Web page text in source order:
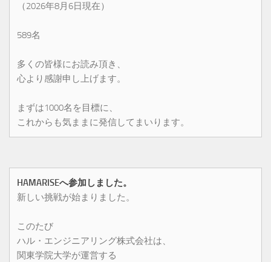
（2026年8月6日現在）
589名
多くの皆様にお読み頂き、
心より感謝申し上げます。
まずは1000名を目標に、
これからも気ままに発信してまいります。
HAMARISEへ参加しました。
新しい挑戦が始まりました。
このたび
ハル・エンジニアリング株式会社は、
関東学院大学が運営する